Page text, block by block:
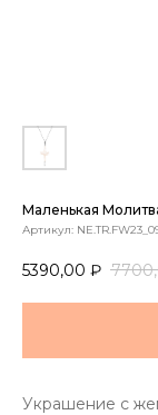
Маленькая
Артикул:
5390,00 ₽
Украшение с